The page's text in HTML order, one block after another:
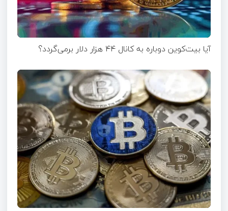
آیا بیت‌کوین دوباره به کانال ۴۴ هزار دلار برمی‌گردد؟